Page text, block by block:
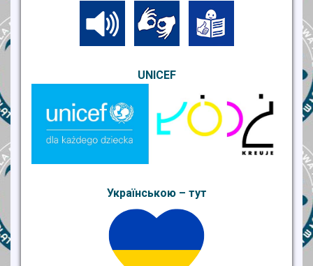
UNICEF
Українською – тут